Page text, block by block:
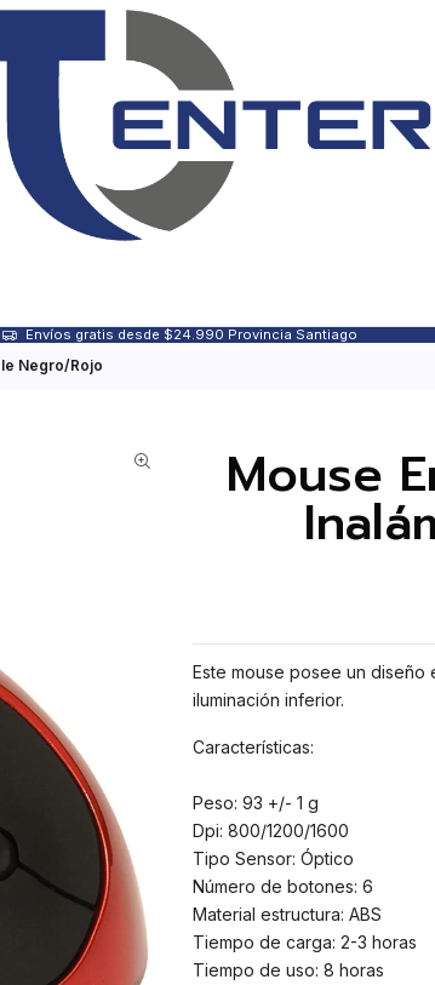
Envíos gratis desde $24.990 Provincia Santiago
Negro/Rojo
Mouse
Este mouse posee un
iluminación inferior.
Características:
Peso: 93 +/- 1 g
Dpi: 800/1200/1600
Tipo Sensor: Óptico
Número de botones: 6
Material estructura: ABS
Tiempo de carga: 2-3 horas
Tiempo de uso: 8 horas